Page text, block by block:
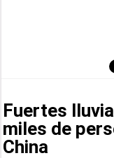
Fuertes
miles de
China